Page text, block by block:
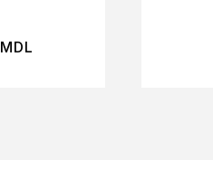
MDL